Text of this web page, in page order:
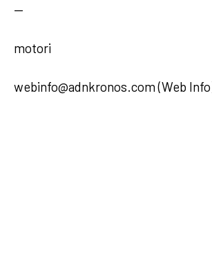
—
motori
webinfo@adnkronos.com (Web